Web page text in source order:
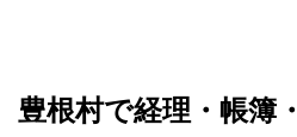
豊根村で経理・帳簿